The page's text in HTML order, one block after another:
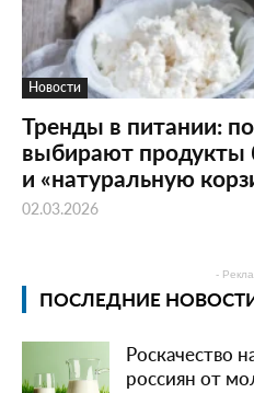
Новости
Тренды в питании:
выбирают
и «натуральную
02.03.2026
-
ПОСЛЕДНИЕ
Роскачество
россиян от